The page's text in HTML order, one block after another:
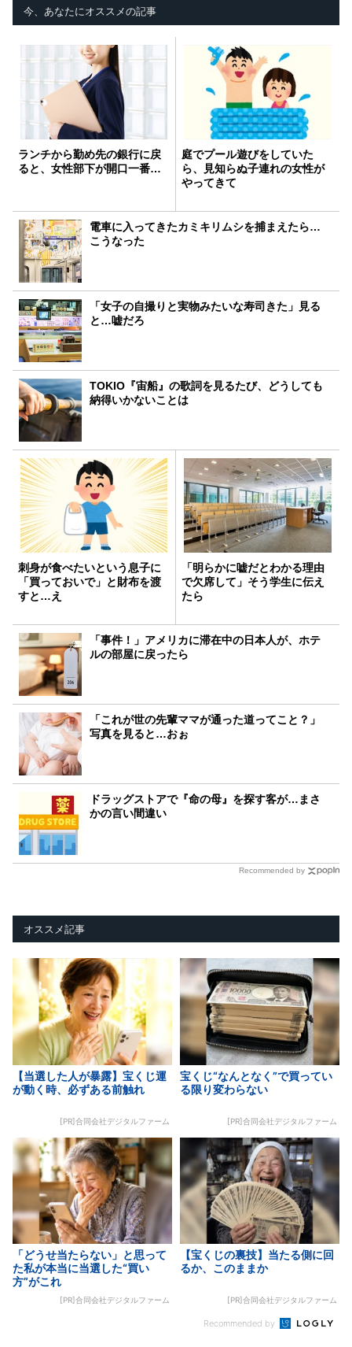
今、あなたにオススメの記事
ランチから勤め先の銀行に戻
ると、女性部下が開口一番…
庭でプール遊びをしていた
ら、見知らぬ子連れの女性が
やってきて
電車に入ってきたカミキリムシを捕まえたら…
こうなった
「女子の自撮りと実物みたいな寿司きた」見る
と…嘘だろ
TOKIO『宙船』の歌詞を見るたび、どうしても
納得いかないことは
刺身が食べたいという息子に
「買っておいで」と財布を渡
すと…え
「明らかに嘘だとわかる理由
で欠席して」そう学生に伝え
たら
「事件！」アメリカに滞在中の日本人が、ホテ
ルの部屋に戻ったら
「これが世の先輩ママが通った道ってこと？」
写真を見ると…おぉ
ドラッグストアで『命の母』を探す客が…まさ
かの言い間違い
Recommended by
オススメ記事
【当選した人が暴露】宝くじ運
が動く時、必ずある前触れ
[PR]合同会社デジタルファーム
宝くじ“なんとなく”で買ってい
る限り変わらない
[PR]合同会社デジタルファーム
「どうせ当たらない」と思って
た私が本当に当選した“買い
方”がこれ
[PR]合同会社デジタルファーム
【宝くじの裏技】当たる側に回
るか、このままか
[PR]合同会社デジタルファーム
Recommended by